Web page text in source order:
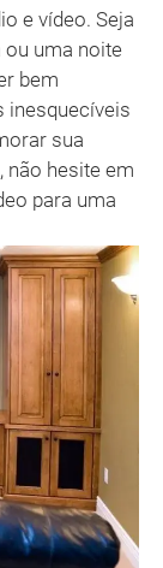
e vídeo. Seja
uma noite
bem
inesquecíveis
sua
não hesite em
para uma